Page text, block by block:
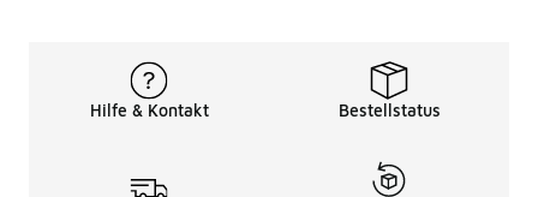
Hilfe & Kontakt Bestellstatus